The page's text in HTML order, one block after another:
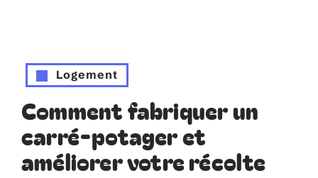
Logement
Comment fabriquer un
carré-potager et
améliorer votre récolte